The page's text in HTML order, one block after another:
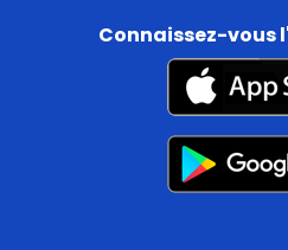
Connaissez-vous